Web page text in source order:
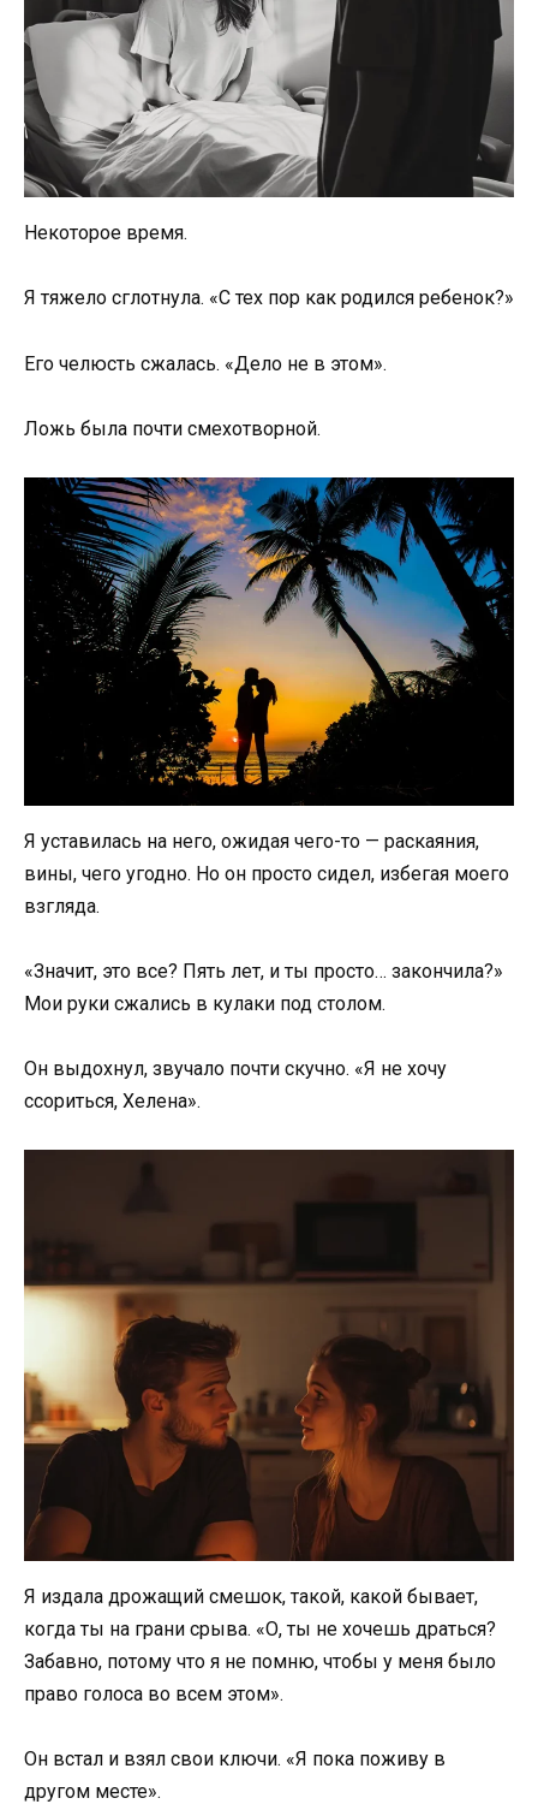
Некоторое время.
Я тяжело сглотнула. «С тех пор как родился ребенок?»
Его челюсть сжалась. «Дело не в этом».
Ложь была почти смехотворной.
Я уставилась на него, ожидая чего-то — раскаяния,
вины, чего угодно. Но он просто сидел, избегая моего
взгляда.
«Значит, это все? Пять лет, и ты просто… закончила?»
Мои руки сжались в кулаки под столом.
Он выдохнул, звучало почти скучно. «Я не хочу
ссориться, Хелена».
Я издала дрожащий смешок, такой, какой бывает,
когда ты на грани срыва. «О, ты не хочешь драться?
Забавно, потому что я не помню, чтобы у меня было
право голоса во всем этом».
Он встал и взял свои ключи. «Я пока поживу в
другом месте».